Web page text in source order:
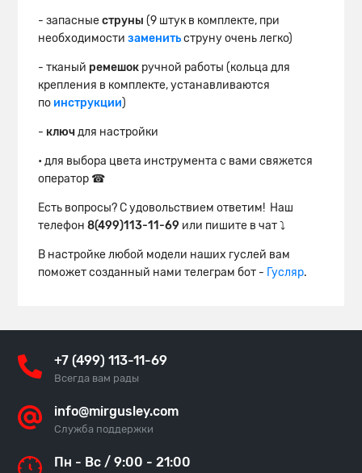
- запасныеструны (9 штук в комплекте, при
необходимостизаменитьструну очень легко)
- тканый ремешок ручной работы (кольца для
крепления в комплекте, устанавливаются
по инструкции)
- ключдля настройки
• для выбора цвета инструмента с вами свяжется
оператор ☎
Есть вопросы? С удовольствием ответим! Наш
телефон8(499)113-11-69 или пишите в чат ⤵
В настройке любой модели наших гуслей вам
поможет созданный нами телеграм бот - Гусляр.
+7 (499) 113-11-69
Всегда вам рады
info@mirgusley.com
Служба поддержки
Пн - Вс / 9:00 - 21:00